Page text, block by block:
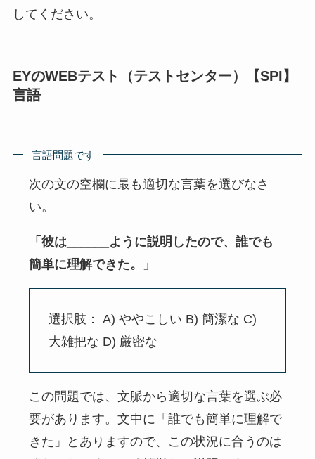
してください。
EYのWEBテスト（テストセンター）【SPI】
言語
言語問題です
次の文の空欄に最も適切な言葉を選びなさ
い。
「彼は______ように説明したので、誰でも
簡単に理解できた。」
選択肢： A) ややこしい B) 簡潔な C)
大雑把な D) 厳密な
この問題では、文脈から適切な言葉を選ぶ必
要があります。文中に「誰でも簡単に理解で
きた」とありますので、この状況に合うのは